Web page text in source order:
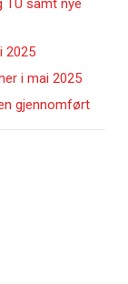
TU samt nye
2025
i mai 2025
gjennomført